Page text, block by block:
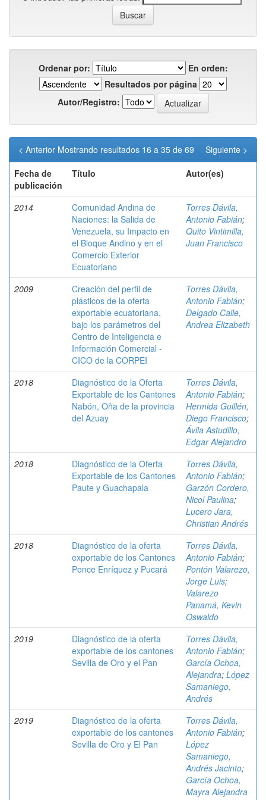
Ordenar por:
En orden:
Resultados por página
Autor/Registro:
Mostrando resultados 16 a 35 de 69
< Anterior
Siguiente >
Fecha de
publicación
Título Autor(es)
2014
Comunidad Andina de
Naciones: la Salida de
Venezuela, su Impacto en
el Bloque Andino y en el
Comercio Exterior
Ecuatoriano
Torres Dávila,
Antonio Fabián;
Quito Vintimilla,
Juan Francisco
2009
Creación del perfil de
plásticos de la oferta
exportable ecuatoriana,
bajo los parámetros del
Centro de Inteligencia e
Información Comercial -
CICO de la CORPEI
Torres Dávila,
Antonio Fabián;
Delgado Calle,
Andrea Elizabeth
2018
Diagnóstico de la Oferta
Exportable de los Cantones
Nabón, Oña de la provincia
del Azuay
Torres Dávila,
Antonio Fabián;
Hermida Guillén,
Diego Francisco;
Ávila Astudillo,
Edgar Alejandro
2018
Diagnóstico de la Oferta
Exportable de los Cantones
Paute y Guachapala
Torres Dávila,
Antonio Fabián;
Garzón Cordero,
Nicol Paulina;
Lucero Jara,
Christian Andrés
2018
Diagnóstico de la oferta
exportable de los Cantones
Ponce Enríquez y Pucará
Torres Dávila,
Antonio Fabián;
Pontón Valarezo,
Jorge Luis;
Valarezo
Panamá, Kevin
Oswaldo
2019
Diagnóstico de la oferta
exportable de los cantones
Sevilla de Oro y el Pan
Torres Dávila,
Antonio Fabián;
García Ochoa,
Alejandra; López
Samaniego,
Andrés
2019
Diagnóstico de la oferta
exportable de los cantones
Sevilla de Oro y El Pan
Torres Dávila,
Antonio Fabián;
López
Samaniego,
Andrés Jacinto;
García Ochoa,
Mayra Alejandra